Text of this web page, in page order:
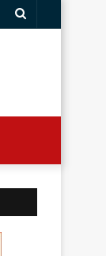
Search